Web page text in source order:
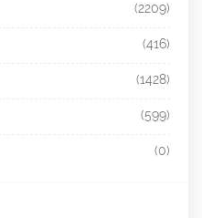
(2209)
(416)
(1428)
(599)
(0)